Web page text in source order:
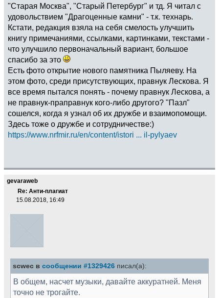
"Старая Москва", "Старый Петербург" и тд. Я читал с
удовольствием "Драгоценные камни" - т.к. технарь.
Кстати, редакция взяла на себя смелость улучшить
книгу примечаниями, ссылками, картинками, текстами -
что улучшило первоначальный вариант, большое
спасибо за это
Есть фото открытие нового памятника Пыляеву. На
этом фото, среди присутствующих, правнук Лескова. Я
все время пытался понять - почему правнук Лескова, а
не правнук-праправнук кого-либо другого? "Пазл"
сошелся, когда я узнал об их дружбе и взаимопомощи.
Здесь тоже о дружбе и сотрудничестве:)
https://www.nrfmir.ru/en/content/istori ... il-pylyaev
gevaraweb
Re: Анти-плагиат
15.08.2018, 16:49
scwec в сообщении #1329426 писал(а):
В общем, насчет музыки, давайте аккуратней. Меня
точно не трогайте.